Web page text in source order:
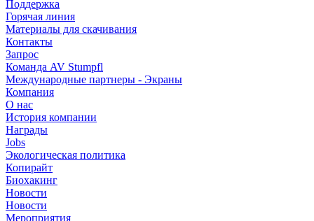
Поддержка
Горячая линия
Материалы для скачивания
Контакты
Запрос
Команда AV Stumpfl
Международные партнеры - Экраны
Компания
О нас
История компании
Награды
Jobs
Экологическая политика
Копирайт
Биохакинг
Новости
Новости
Мероприятия